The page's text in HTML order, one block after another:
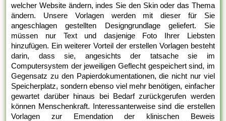
welcher Website ändern, indes Sie den Skin oder das Thema
ändern. Unsere Vorlagen werden mit dieser für Sie
angeschlagen gestellten Designgrundlage geliefert. Sie
müssen nur Text und dasjenige Foto Ihrer Liebsten
hinzufügen. Ein weiterer Vorteil der erstellen Vorlagen besteht
darin, dass sie, angesichts der tatsache sie im
Computersystem der jeweiligen Geflecht gespeichert sind, im
Gegensatz zu den Papierdokumentationen, die nicht nur viel
Speicherplatz, sondern ebenso viel mehr benötigen, einfacher
gewartet darüber hinaus bei Bedarf zurückgerufen werden
können Menschenkraft. Interessanterweise sind die erstellen
Vorlagen zur Emendation der klinischen Beweis